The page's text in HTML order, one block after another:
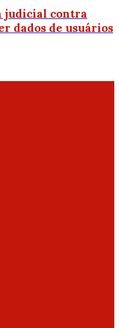
judicial contra
dados de usuários